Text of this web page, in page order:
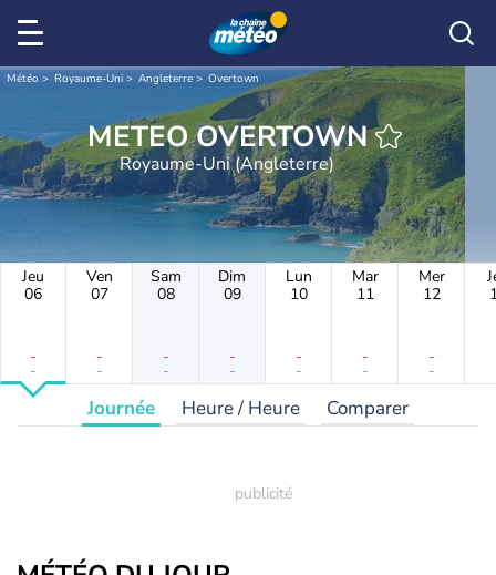
Météo Royaume-Uni Angleterre Overtown
METEO OVERTOWN
Royaume-Uni (Angleterre)
Jeu
06
-
-
Ven
07
-
-
Sam
08
-
-
Dim
09
-
-
Lun
10
-
-
Mar
11
-
-
Mer
12
-
-
Journée Heure / Heure Comparer